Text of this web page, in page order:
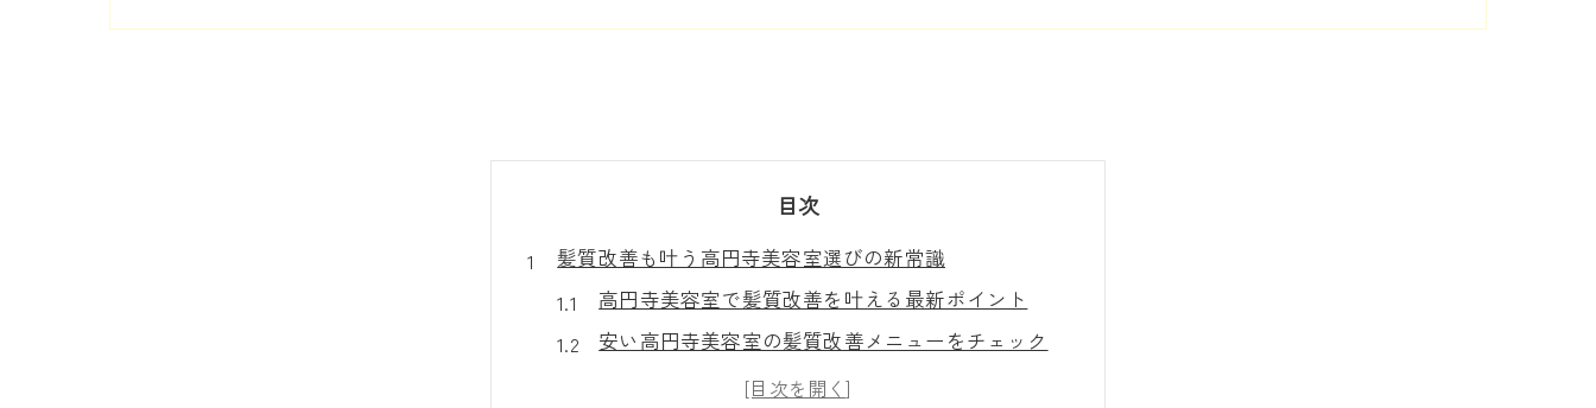
目次
髪質改善も叶う高円寺美容室選びの新常識
高円寺美容室で髪質改善を叶える最新ポイント
安い高円寺美容室の髪質改善メニューをチェック
東京都杉並区梅里で人気の髪質改善事情